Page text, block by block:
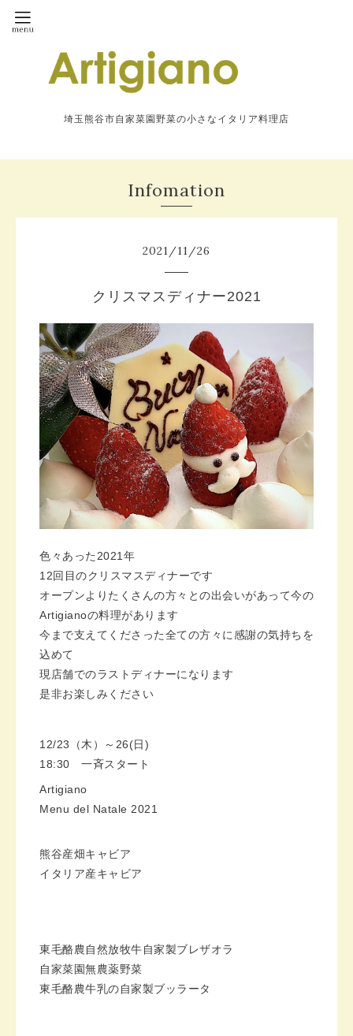
埼玉熊谷市自家菜園野菜の小さなイタリア料理店
Infomation
2021/11/26
クリスマスディナー2021
色々あった2021年
12回目のクリスマスディナーです
オープンよりたくさんの方々との出会いがあって今の
Artigianoの料理があります
今まで支えてくださった全ての方々に感謝の気持ちを
込めて
現店舗でのラストディナーになります
是非お楽しみください
12/23（木）～26(日)
18:30 一斉スタート
Artigiano
Menu del Natale 2021
熊谷産畑キャビア
イタリア産キャビア
東毛酪農自然放牧牛自家製ブレザオラ
自家菜園無農薬野菜
東毛酪農牛乳の自家製ブッラータ